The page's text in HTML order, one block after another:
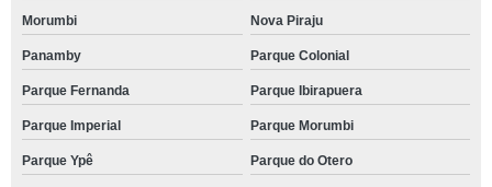
Morumbi Nova Piraju
Panamby Parque Colonial
Parque Fernanda Parque Ibirapuera
Parque Imperial Parque Morumbi
Parque Ypê Parque do Otero